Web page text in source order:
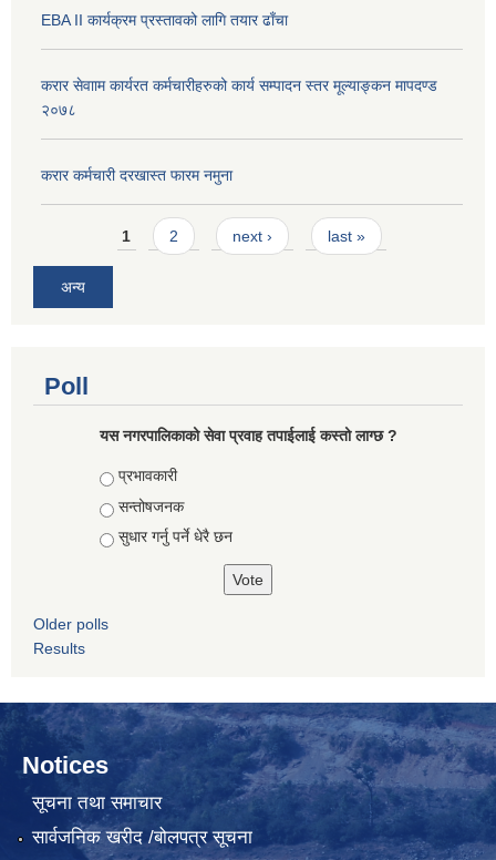
EBA II कार्यक्रम प्रस्तावको लागि तयार ढाँचा
करार सेवााम कार्यरत कर्मचारीहरुको कार्य सम्पादन स्तर मूल्याङ्कन मापदण्ड
२०७८
करार कर्मचारी दरखास्त फारम नमुना
Pages1 2 next › last »
अन्य
Poll
यस नगरपालिकाको सेवा प्रवाह तपाईलाई कस्तो लाग्छ ?
Choices
प्रभावकारी
सन्तोषजनक
सुधार गर्नु पर्ने धेरै छन
Older polls
Results
Notices
सूचना तथा समाचार
सार्वजनिक खरीद /बोलपत्र सूचना